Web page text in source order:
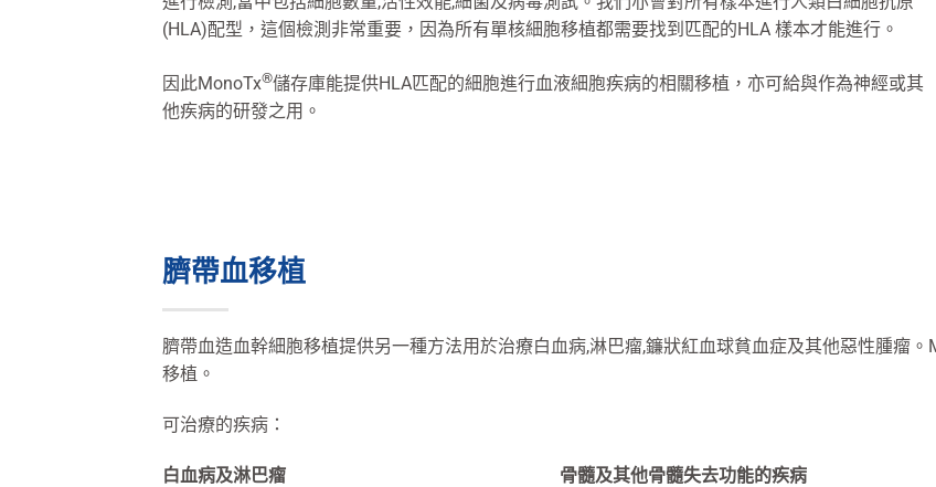
(HLA)配型，這個檢測非常重要，因為所有單核細胞移植都需要找到匹配的HLA 樣本才能進行。
因此MonoTx®儲存庫能提供HLA匹配的細胞進行血液細胞疾病的相關移植，亦可給與作為神經或其
他疾病的研發之用。
臍帶血移植
臍帶血造血幹細胞移植提供另一種方法用於治療白血病,淋巴瘤,鐮狀紅血球貧血症及其他惡性腫瘤。
移植。
可治療的疾病：
白血病及淋巴瘤 骨髓及其他骨髓失去功能的疾病